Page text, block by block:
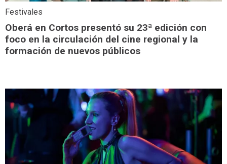
Festivales
Oberá en Cortos presentó su 23ª edición con
foco en la circulación del cine regional y la
formación de nuevos públicos